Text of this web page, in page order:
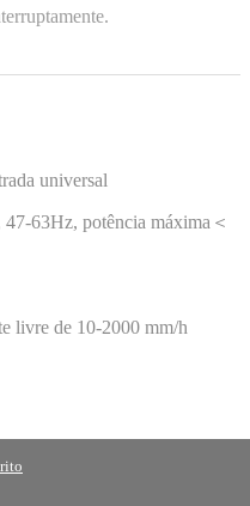
universal
63Hz, potência máxima＜
livre de 10-2000 mm/h